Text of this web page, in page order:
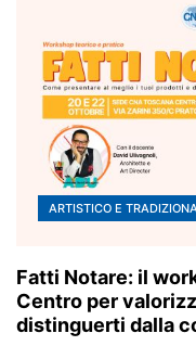
ARTISTICO E
Fatti Notare: il
Centro per
distinguerti dalla